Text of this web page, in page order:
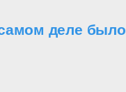
деле было